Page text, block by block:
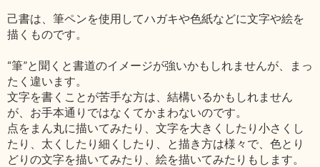
己書は、筆ペンを使用してハガキや色紙などに文字や絵を
描くものです。
“筆”と聞くと書道のイメージが強いかもしれませんが、まっ
たく違います。
文字を書くことが苦手な方は、結構いるかもしれません
が、お手本通りではなくてかまわないのです。
点をまん丸に描いてみたり、文字を大きくしたり小さくし
たり、太くしたり細くしたり、と描き方は様々で、色とり
どりの文字を描いてみたり、絵を描いてみたりもします。